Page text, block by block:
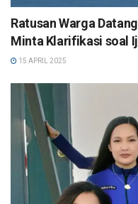
Ratusan Warga
Minta Klarifikasi soal
15 APRIL 2025